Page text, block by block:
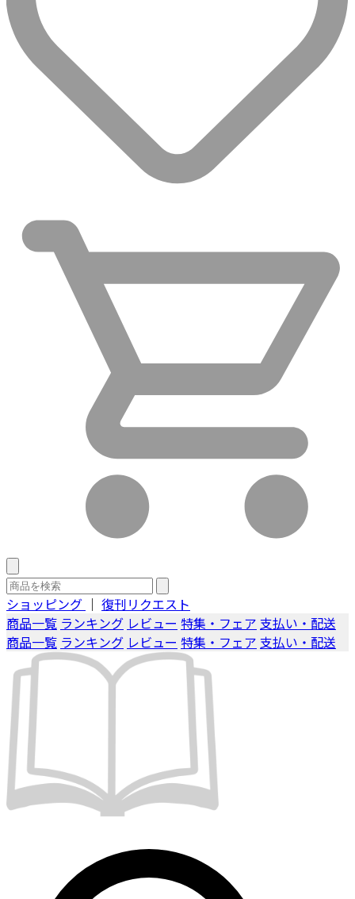
ショッピング ｜ 復刊リクエスト
商品一覧 ランキング レビュー 特集・フェア 支払い・配送
商品一覧 ランキング レビュー 特集・フェア 支払い・配送